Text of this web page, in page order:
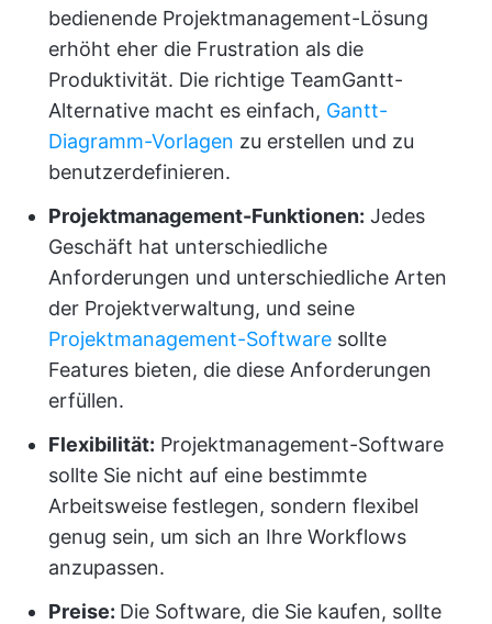
bedienende Projektmanagement-Lösung
erhöht eher die Frustration als die
Produktivität. Die richtige TeamGantt-
Alternative macht es einfach, Gantt-
Diagramm-Vorlagen zu erstellen und zu
benutzerdefinieren.
Projektmanagement-Funktionen: Jedes
Geschäft hat unterschiedliche
Anforderungen und unterschiedliche Arten
der Projektverwaltung, und seine
Projektmanagement-Software sollte
Features bieten, die diese Anforderungen
erfüllen.
Flexibilität: Projektmanagement-Software
sollte Sie nicht auf eine bestimmte
Arbeitsweise festlegen, sondern flexibel
genug sein, um sich an Ihre Workflows
anzupassen.
Preise: Die Software, die Sie kaufen, sollte